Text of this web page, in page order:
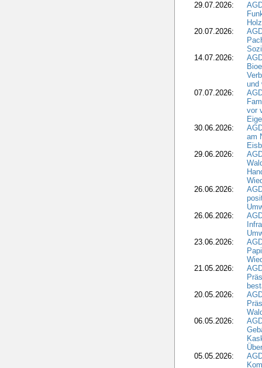
29.07.2026:
20.07.2026:
14.07.2026:
und
07.07.2026:
vor
30.06.2026:
am
29.06.2026:
26.06.2026:
26.06.2026:
23.06.2026:
21.05.2026:
20.05.2026:
06.05.2026:
05.05.2026: